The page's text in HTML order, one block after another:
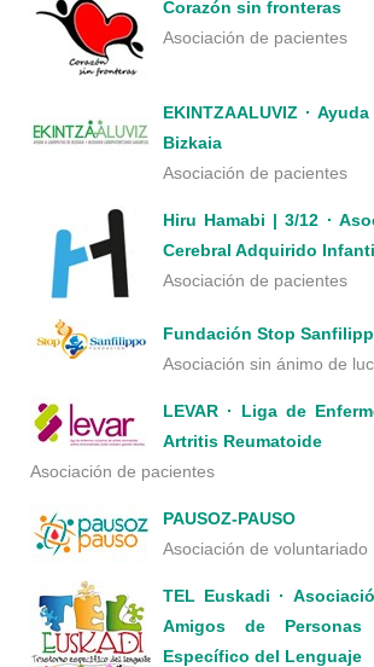
Corazón sin fronteras
Asociación de pacientes
EKINTZAALUVIZ ·
Bizkaia
Asociación de pacientes
Hiru Hamabi | 3/12 ·
Cerebral Adquirido
Asociación de pacientes
Fundación Stop
Asociación sin ánimo de
LEVAR · Liga de
Artritis Reumatoide
Asociación de pacientes
PAUSOZ-PAUSO
Asociación de voluntariado
TEL Euskadi ·
Amigos de Personas
Específico del Lenguaje